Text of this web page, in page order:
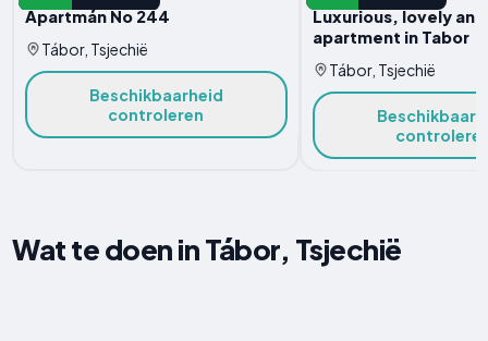
Apartmán No 244
Tábor, Tsjechië
Beschikbaarheid
controleren
Luxurious, lovely
apartment in Tabor
Tábor, Tsjechië
Wat te doen in Tábor, Tsjechië